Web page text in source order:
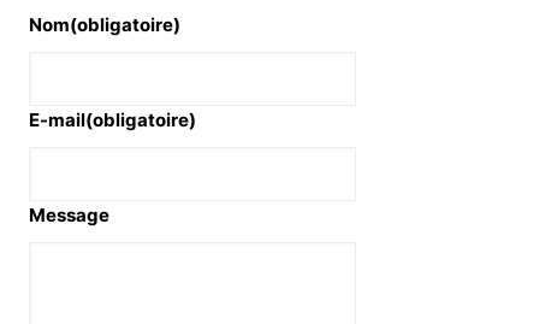
Nom(obligatoire)
E-mail(obligatoire)
Message